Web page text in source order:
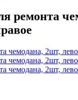
ремонта